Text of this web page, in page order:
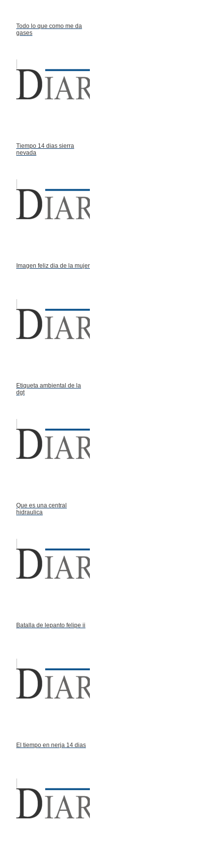
Todo lo que como me da
gases
Tiempo 14 dias sierra
nevada
Imagen feliz dia de la mujer
Etiqueta ambiental de la
dgt
Que es una central
hidraulica
Batalla de lepanto felipe ii
El tiempo en nerja 14 dias